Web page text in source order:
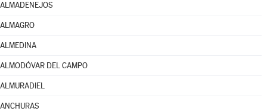
ALMADENEJOS
ALMAGRO
ALMEDINA
ALMODÓVAR DEL CAMPO
ALMURADIEL
ANCHURAS